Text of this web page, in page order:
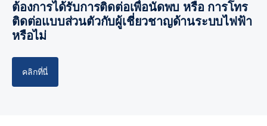
ต้องการได้รับการติดต่อเพื่อนัดพบ หรือ การโทร
ติดต่อแบบส่วนตัวกับผู้เชี่ยวชาญด้านระบบไฟฟ้า
หรือไม่
คลิกที่นี่